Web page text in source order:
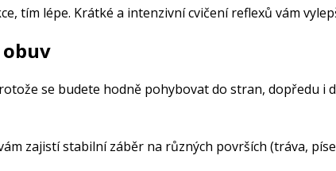
tím lépe. Krátké a intenzivní cvičení reflexů vám
se budete hodně pohybovat do stran, dopředu i
zajistí stabilní záběr na různých površích (tráva,